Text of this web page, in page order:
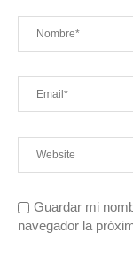
Guardar mi
navegador la